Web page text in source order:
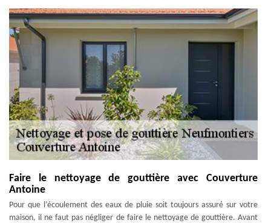
Faire le nettoyage de gouttière avec Couverture
Antoine
Pour que l’écoulement des eaux de pluie soit toujours assuré sur votre
maison, il ne faut pas négliger de faire le nettoyage de gouttière. Avant